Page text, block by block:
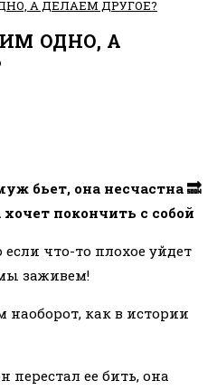
А ДЕЛАЕМ ДРУГОЕ?
ОДНО, А
бьет, она несчастна 🔜
покончить с собой
что-то плохое уйдет
заживем!
наоборот, как в истории
перестал ее бить, она